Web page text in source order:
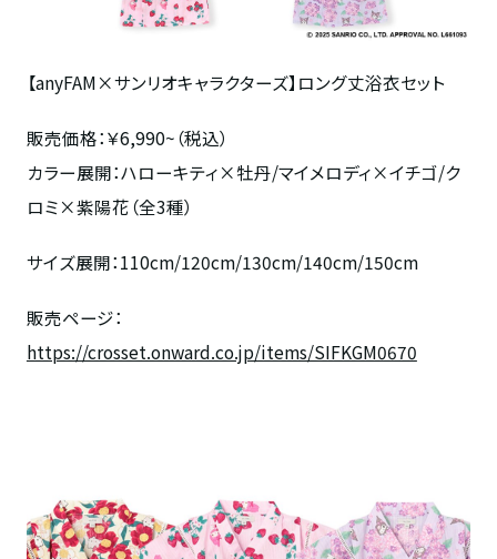
【anyFAM×サンリオキャラクターズ】ロング丈浴衣セット
販売価格：￥6,990~（税込）
カラー展開：ハローキティ×牡丹/マイメロディ×イチゴ/ク
ロミ×紫陽花（全3種）
サイズ展開：110cm/120cm/130cm/140cm/150cm
販売ページ：
https://crosset.onward.co.jp/items/SIFKGM0670